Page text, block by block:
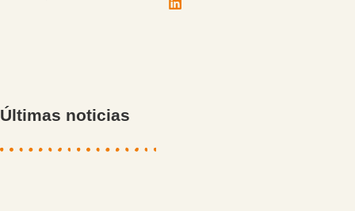
Últimas noticias